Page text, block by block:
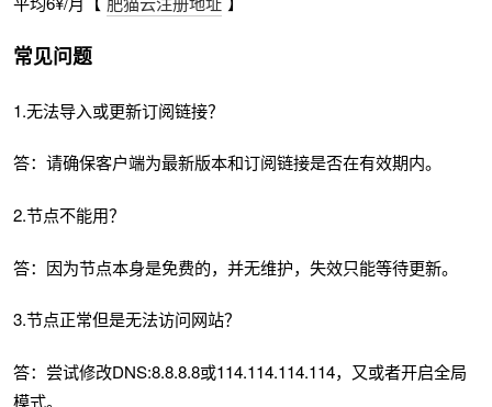
常见问题
1.无法导入或更新订阅链接？
答：请确保客户端为最新版本和订阅链接是否在有效期内。
2.节点不能用？
答：因为节点本身是免费的，并无维护，失效只能等待更新。
3.节点正常但是无法访问网站？
答：尝试修改DNS:8.8.8.8或114.114.114.114，又或者开启全局
模式。